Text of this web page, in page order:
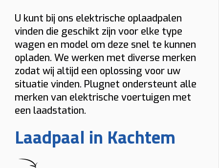
U kunt bij ons elektrische oplaadpalen
vinden die geschikt zijn voor elke type
wagen en model om deze snel te kunnen
opladen. We werken met diverse merken
zodat wij altijd een oplossing voor uw
situatie vinden. Plugnet ondersteunt alle
merken van elektrische voertuigen met
een laadstation.
Laadpaal in Kachtem